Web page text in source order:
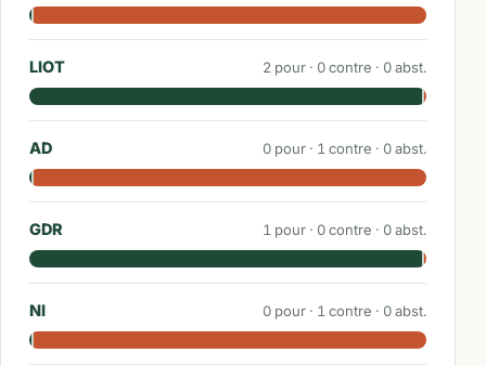
LIOT 2 pour · 0contre · 0abst.
AD 0 pour · 1 contre · 0abst.
GDR 1 pour · 0contre · 0abst.
NI 0 pour · 1 contre · 0abst.